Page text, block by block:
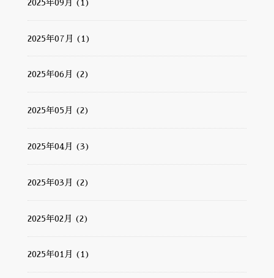
2025年09月 (1)
2025年07月 (1)
2025年06月 (2)
2025年05月 (2)
2025年04月 (3)
2025年03月 (2)
2025年02月 (2)
2025年01月 (1)